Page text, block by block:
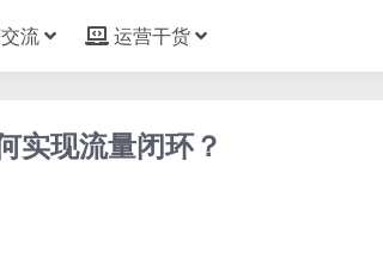
流 运营干货
实现流量闭环？